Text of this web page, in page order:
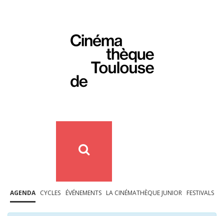
AGENDA CYCLES ÉVÉNEMENTS LA CINÉMATHÈQUE JUNIOR FESTIVALS